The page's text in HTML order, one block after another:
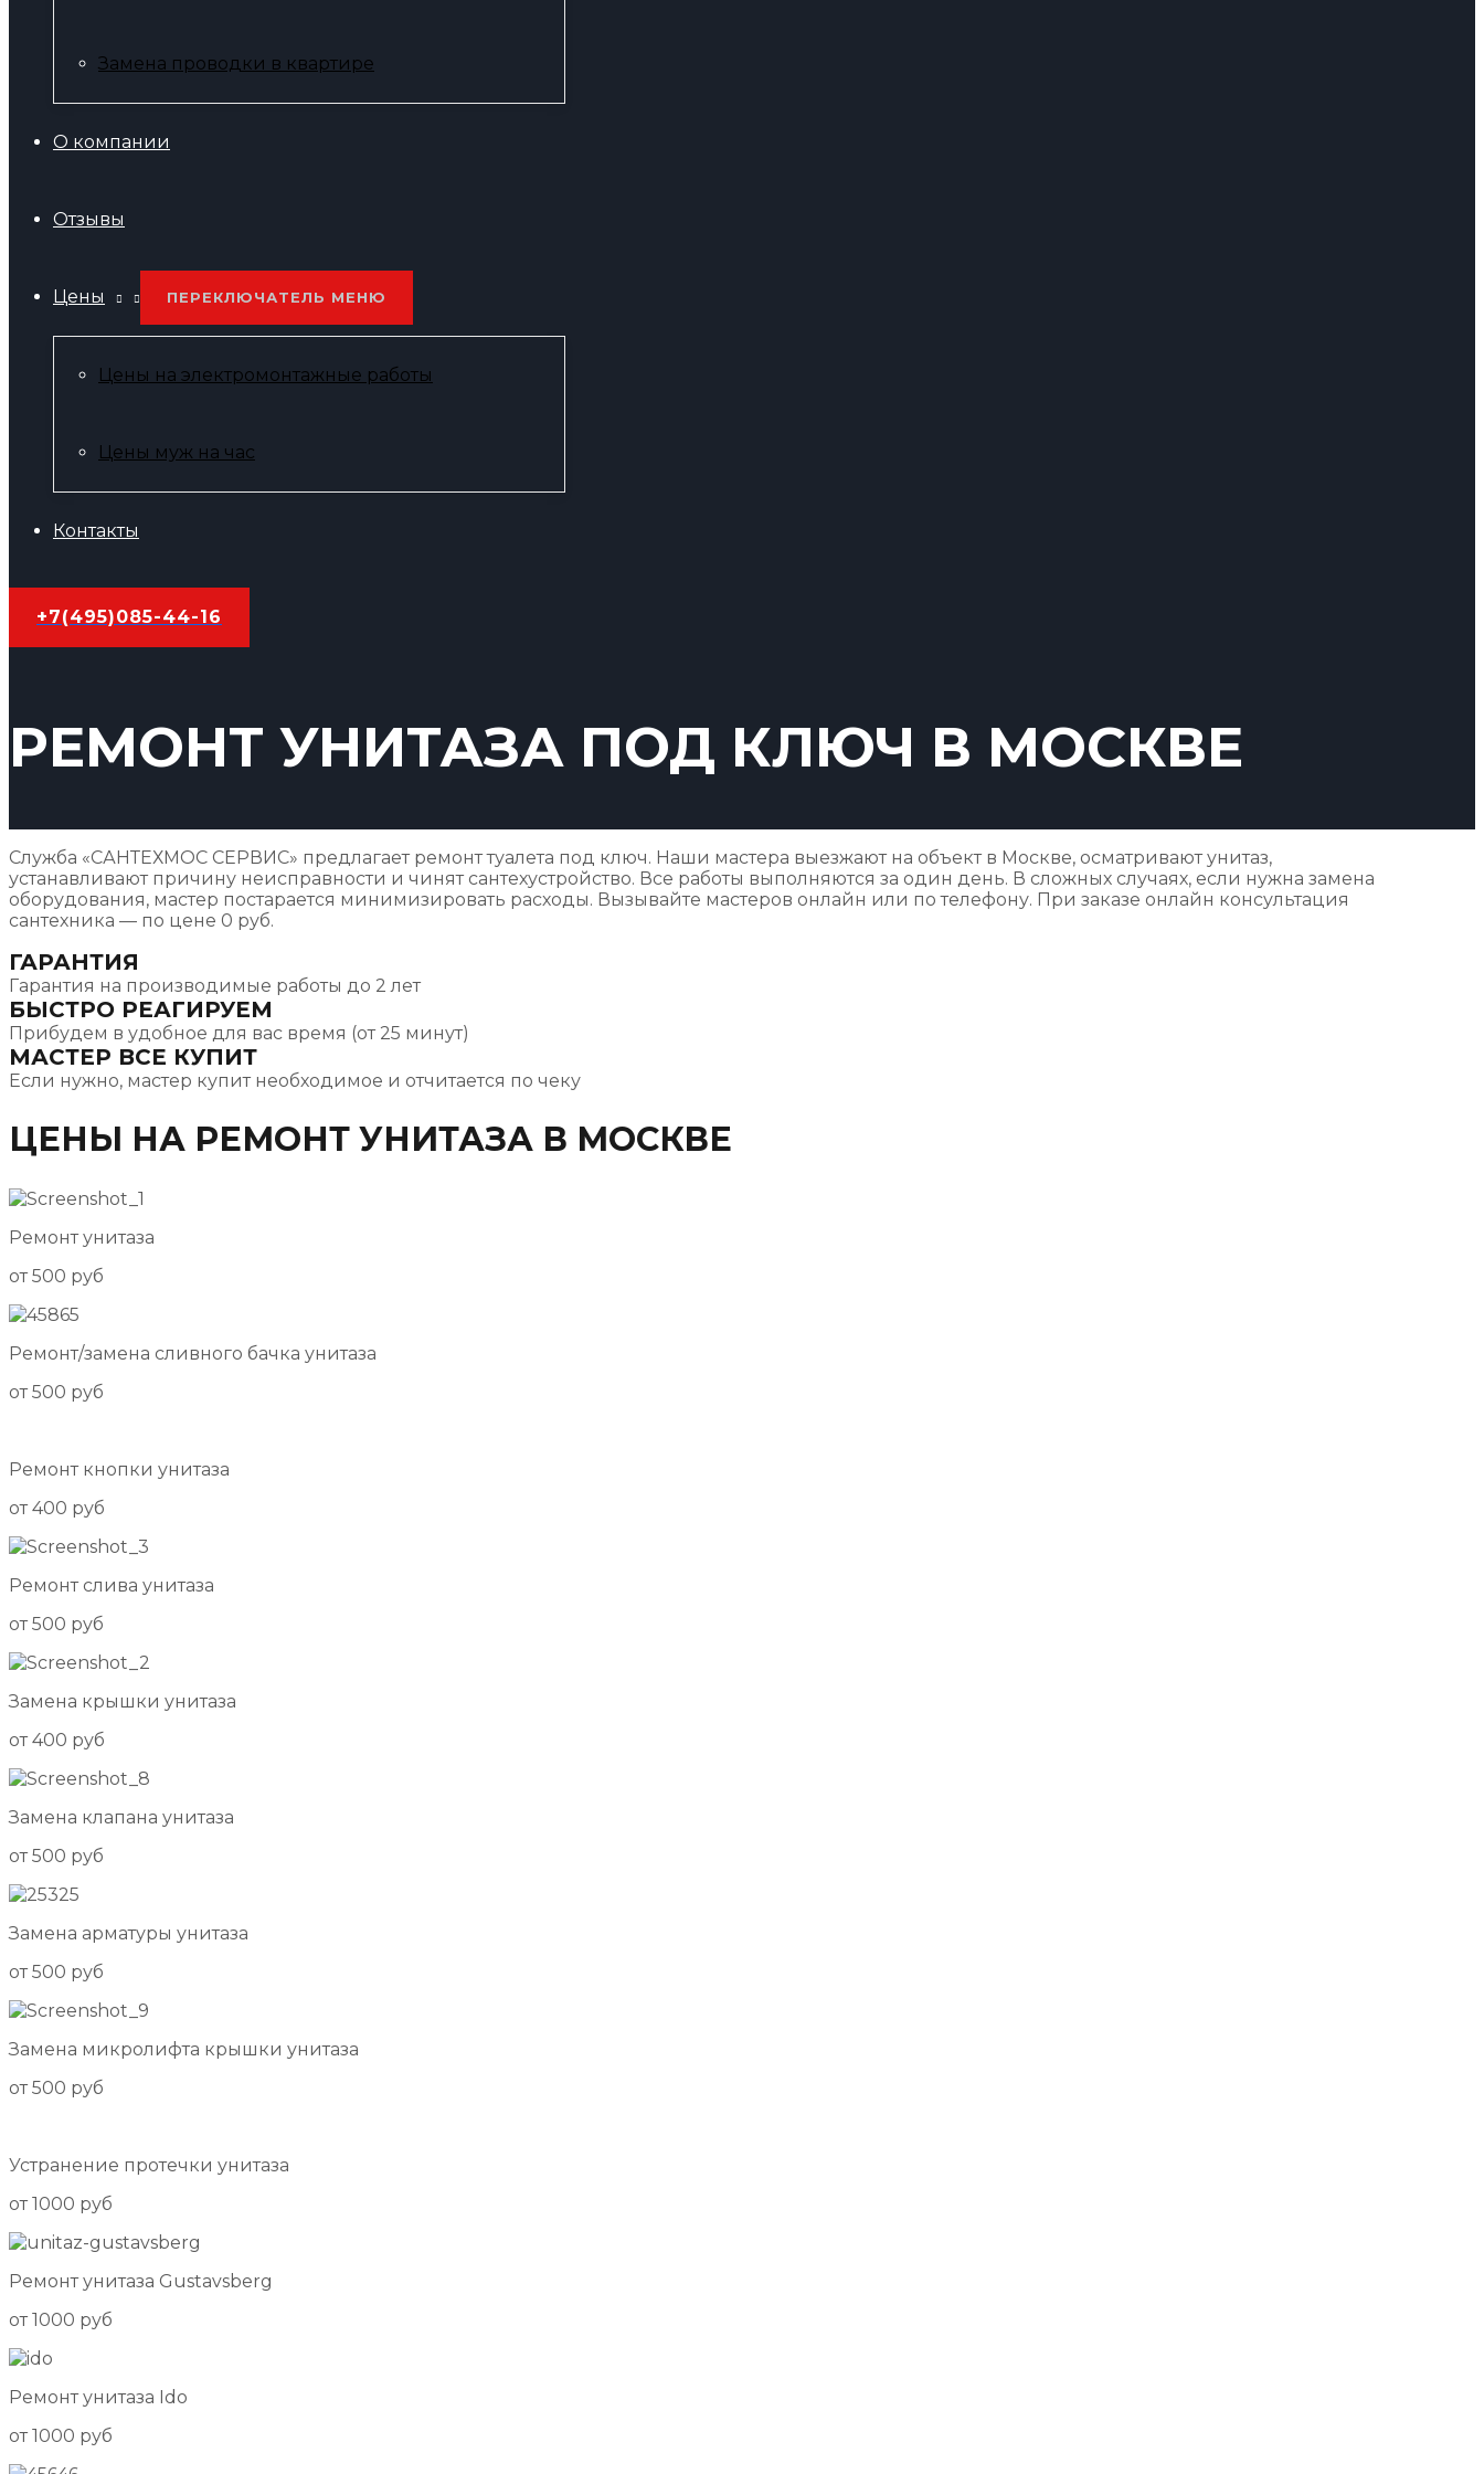
Замена проводки в квартире
О компании
Отзывы
Цены ПЕРЕКЛЮЧАТЕЛЬ МЕНЮ
Цены на электромонтажные работы
Цены муж на час
Контакты
+7(495)085-44-16
РЕМОНТ УНИТАЗА ПОД КЛЮЧ В МОСКВЕ
Служба «САНТЕХМОС СЕРВИС» предлагает ремонт туалета под ключ. Наши мастера выезжают на объект в Москве, осматривают унитаз,
устанавливают причину неисправности и чинят сантехустройство. Все работы выполняются за один день. В сложных случаях, если нужна замена
оборудования, мастер постарается минимизировать расходы. Вызывайте мастеров онлайн или по телефону. При заказе онлайн консультация
сантехника — по цене 0 руб.
ГАРАНТИЯ
Гарантия на производимые работы до 2 лет
БЫСТРО РЕАГИРУЕМ
Прибудем в удобное для вас время (от 25 минут)
МАСТЕР ВСЕ КУПИТ
Если нужно, мастер купит необходимое и отчитается по чеку
ЦЕНЫ НА РЕМОНТ УНИТАЗА В МОСКВЕ
Ремонт унитаза
от 500 руб
Ремонт/замена сливного бачка унитаза
от 500 руб
Ремонт кнопки унитаза
от 400 руб
Ремонт слива унитаза
от 500 руб
Замена крышки унитаза
от 400 руб
Замена клапана унитаза
от 500 руб
Замена арматуры унитаза
от 500 руб
Замена микролифта крышки унитаза
от 500 руб
Устранение протечки унитаза
от 1000 руб
Ремонт унитаза Gustavsberg
от 1000 руб
Ремонт унитаза Ido
от 1000 руб